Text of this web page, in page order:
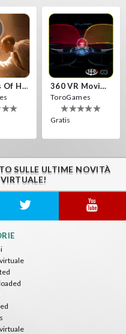
10 Years Of Horror Nights 360 VR Movie Experience
ToroGames
Gratis
SULLE ULTIME NOVITÀ